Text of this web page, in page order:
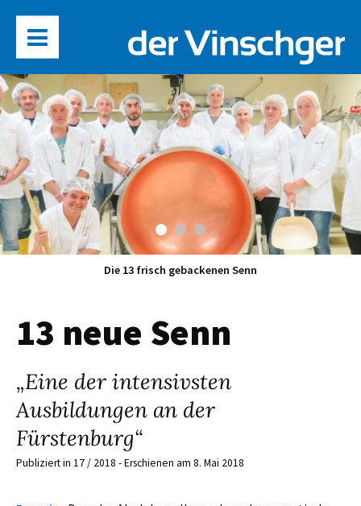
Die 13 frisch gebackenen Senn
13 neue Senn
„Eine der intensivsten
Ausbildungen an der
Fürstenburg“
Publiziert in 17 / 2018 - Erschienen am 8. Mai 2018